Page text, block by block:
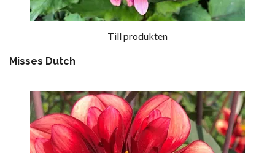
Till produkten
Misses Dutch